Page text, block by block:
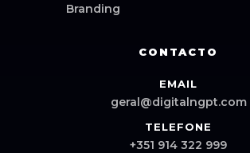
Branding
CONTACTO
EMAIL
geral@digitalngpt.com
TELEFONE
+351 914 322 999